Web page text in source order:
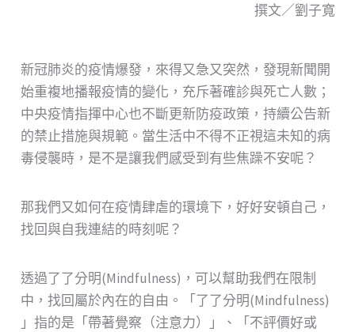
撰文／劉子寬
新冠肺炎的疫情爆發，來得又急又突然，發現新聞開
始重複地播報疫情的變化，充斥著確診與死亡人數；
中央疫情指揮中心也不斷更新防疫政策，持續公告新
的禁止措施與規範。當生活中不得不正視這未知的病
毒侵襲時，是不是讓我們感受到有些焦躁不安呢？
那我們又如何在疫情肆虐的環境下，好好安頓自己，
找回與自我連結的時刻呢？
透過了了分明(Mindfulness)，可以幫助我們在限制
中，找回屬於內在的自由。「了了分明(Mindfulness)
」指的是「帶著覺察（注意力）」、「不評價好或